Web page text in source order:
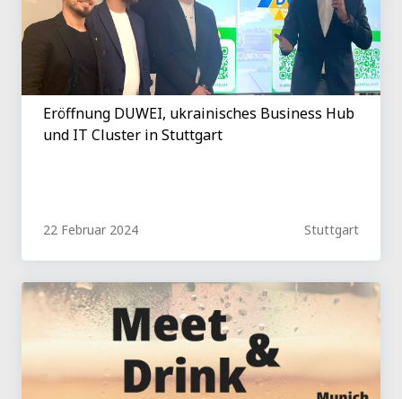
Eröffnung DUWEI, ukrainisches Business Hub
und IT Cluster in Stuttgart
22 Februar 2024 Stuttgart